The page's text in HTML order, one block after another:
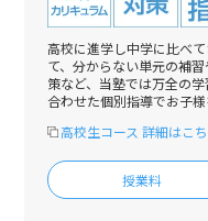
高校に進学し中学に比べ
て、分からない単元の補
策など、当塾では万全の
合わせた個別指導でお子
高校生コース 詳細はこ
授業料